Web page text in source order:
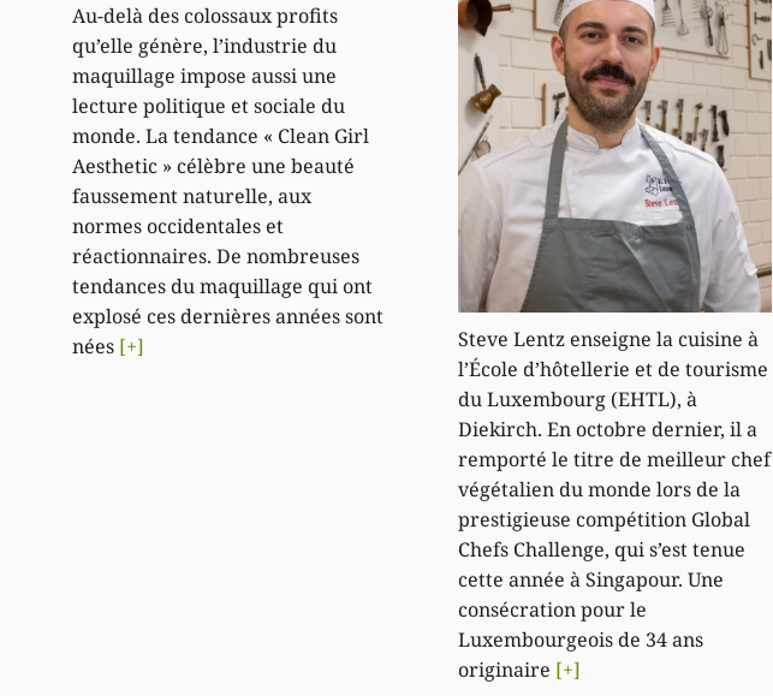
Au-delà des colossaux profits
qu’elle génère, l’industrie du
maquillage impose aussi une
lecture politique et sociale du
monde. La tendance « Clean Girl
Aesthetic » célèbre une beauté
faussement naturelle, aux
normes occidentales et
réactionnaires. De nombreuses
tendances du maquillage qui ont
explosé ces dernières années sont
nées [+]
Steve Lentz enseigne la cuisine à
l’École d’hôtellerie et de tourisme
du Luxembourg (EHTL), à
Diekirch. En octobre dernier, il a
remporté le titre de meilleur chef
végétalien du monde lors de la
prestigieuse compétition Global
Chefs Challenge, qui s’est tenue
cette année à Singapour. Une
consécration pour le
Luxembourgeois de 34 ans
originaire [+]